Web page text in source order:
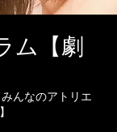
ム【劇
んなのアトリエ